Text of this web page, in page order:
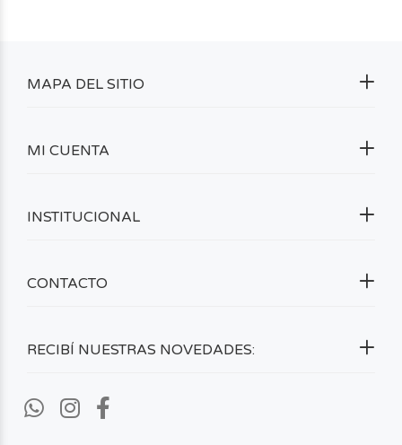
RECIBÍ NUESTRAS NOVEDADES:
MAPA DEL SITIO
MI CUENTA
INSTITUCIONAL
CONTACTO